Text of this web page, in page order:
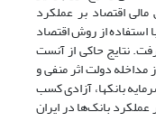
اقتصاد بر عملکرد
در ایران طی دوره زمانی 1391-1384 با استفاده از روش اقتصاد
نتایج حاکی از آنست
دولت اثر منفی و
بانکها، آزادی کسب
عملکرد بانک‌ها در ایران